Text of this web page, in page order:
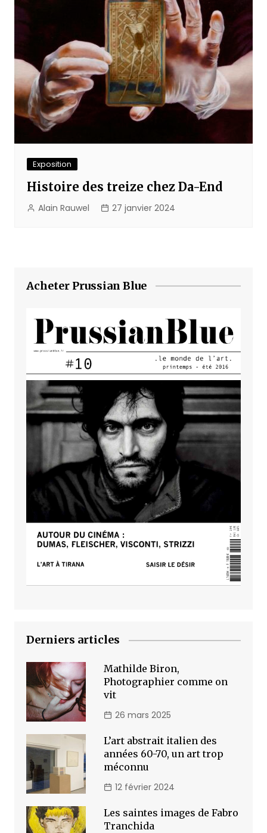
Exposition
Histoire des treize chez Da-End
Alain Rauwel 27 janvier 2024
Acheter Prussian Blue
Derniers articles
Mathilde Biron,
Photographier comme on
vit
26 mars 2025
L’art abstrait italien des
années 60-70, un art trop
méconnu
12 février 2024
Les saintes images de Fabro
Tranchida